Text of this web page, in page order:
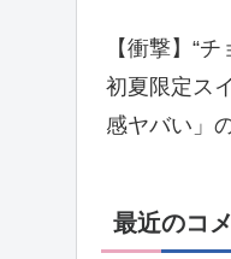
【衝撃】“
初夏限定ス
感ヤバい」
最近のコ